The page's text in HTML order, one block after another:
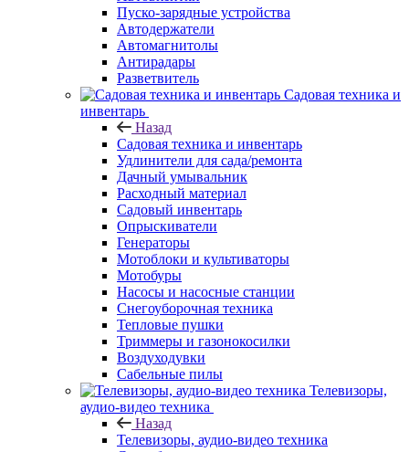
Пуско-зарядные устройства
Автодержатели
Автомагнитолы
Антирадары
Разветвитель
Садовая техника и
инвентарь
Назад
Садовая техника и инвентарь
Удлинители для сада/ремонта
Дачный умывальник
Расходный материал
Садовый инвентарь
Опрыскиватели
Генераторы
Мотоблоки и культиваторы
Мотобуры
Насосы и насосные станции
Снегоуборочная техника
Тепловые пушки
Триммеры и газонокосилки
Воздуходувки
Сабельные пилы
Телевизоры,
аудио-видео техника
Назад
Телевизоры, аудио-видео техника